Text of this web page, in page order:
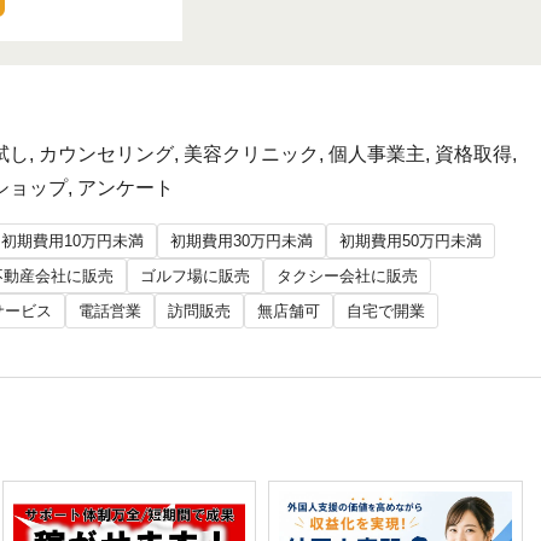
, カウンセリング, 美容クリニック, 個人事業主, 資格取得,
ップ, アンケート
初期費用10万円未満 初期費用30万円未満
初期費用50万円未満
動産会社に販売
ゴルフ場に販売
タクシー会社に販売
ービス
電話営業 訪問販売 無店舗可 自宅で開業